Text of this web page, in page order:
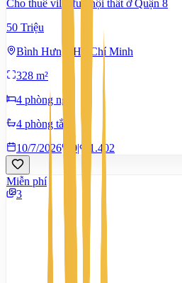
Cho thuê villa full nội thất ở Quận 8
50 Triệu
Bình Hưng, Hồ Chí Minh
328 m²
4 phòng ngủ
4 phòng tắm
10/7/2026
0| 1.402
Miễn phí
3